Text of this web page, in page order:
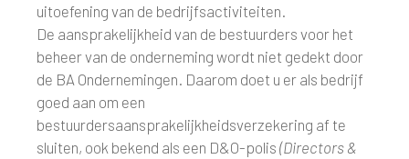
uitoefening van de bedrijfsactiviteiten.
De aansprakelijkheid van de bestuurders voor het
beheer van de onderneming wordt niet gedekt door
de BA Ondernemingen. Daarom doet u er als bedrijf
goed aan om een
bestuurdersaansprakelijkheidsverzekering af te
sluiten, ook bekend als een D&O-polis (Directors &